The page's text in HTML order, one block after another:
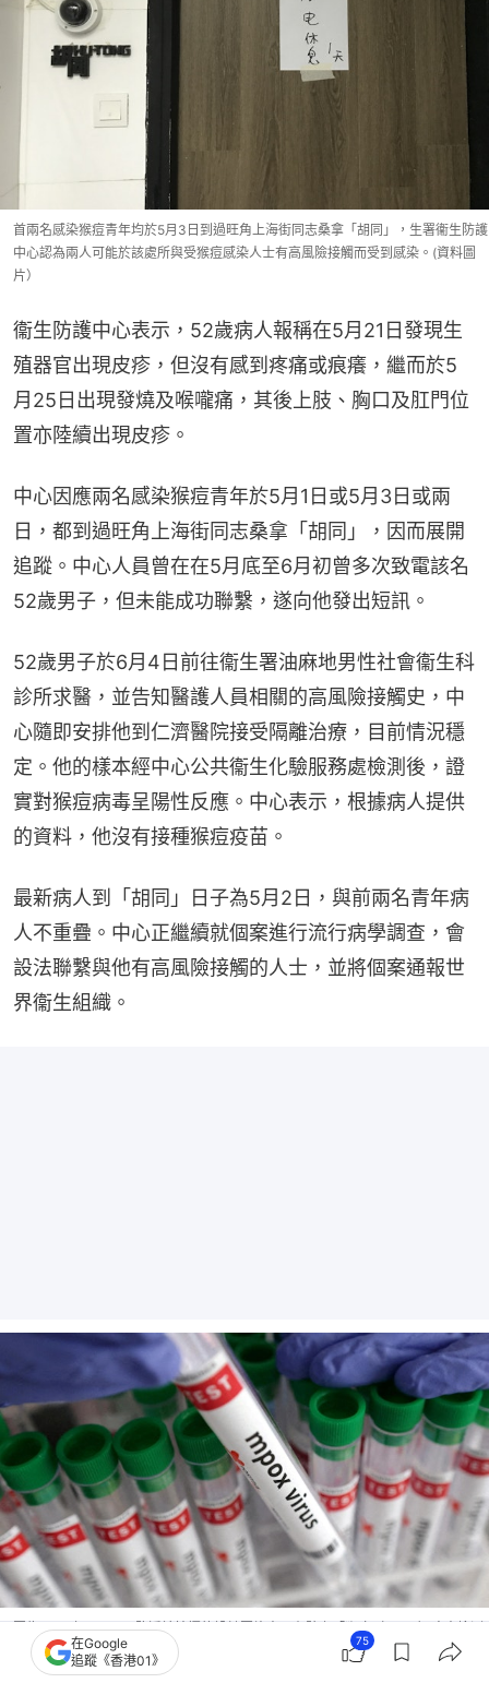
首兩名感染猴痘青年均於5月3日到過旺角上海街同志桑拿「胡同」，生署衞生防護
中心認為兩人可能於該處所與受猴痘感染人士有高風險接觸而受到感染。(資料圖
片）
衞生防護中心表示，52歲病人報稱在5月21日發現生
殖器官出現皮疹，但沒有感到疼痛或痕癢，繼而於5
月25日出現發燒及喉嚨痛，其後上肢、胸口及肛門位
置亦陸續出現皮疹。
中心因應兩名感染猴痘青年於5月1日或5月3日或兩
日，都到過旺角上海街同志桑拿「胡同」，因而展開
追蹤。中心人員曾在在5月底至6月初曾多次致電該名
52歲男子，但未能成功聯繫，遂向他發出短訊。
52歲男子於6月4日前往衞生署油麻地男性社會衞生科
診所求醫，並告知醫護人員相關的高風險接觸史，中
心隨即安排他到仁濟醫院接受隔離治療，目前情況穩
定。他的樣本經中心公共衞生化驗服務處檢測後，證
實對猴痘病毒呈陽性反應。中心表示，根據病人提供
的資料，他沒有接種猴痘疫苗。
最新病人到「胡同」日子為5月2日，與前兩名青年病
人不重疊。中心正繼續就個案進行流行病學調查，會
設法聯繫與他有高風險接觸的人士，並將個案通報世
界衞生組織。
圖為2024年8月20日路透社拍攝的設計圖片中，有貼上「猴痘（Mpox）病毒檢測
結果呈陽性」標籤的試管。（Reuters）
在Google
追蹤《香港01》
75